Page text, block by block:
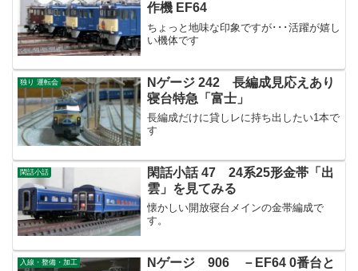
作機 EF64
ちょっと地味な印象ですが･･･活躍が嬉し
い機体です
独り 運転会
Nゲージ 242 長編成見応えあり
寝台特急「富士」
長編成だけに貸しレに持ち出したい1本で
す
閑話小話
閑話小話 47 24系25形金帯「出
雲」を見てみる
懐かしい開放寝台メインの金帯編成で
す。
入線・整備・加工
Nゲージ 906 －EF64 0番台と